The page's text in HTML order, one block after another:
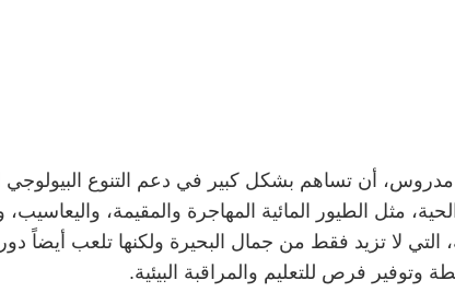
مدروس، أن تساهم بشكل كبير في دعم التنوع
مثل الطيور المائية المهاجرة والمقيمة،
التي لا تزيد فقط من جمال البحيرة ولكنها تلعب أيضاً
وتوفير فرص للتعليم والمراقبة البيئية.